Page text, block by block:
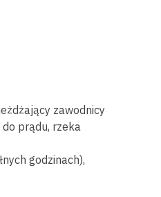
zawodnicy
prądu, rzeka
godzinach),